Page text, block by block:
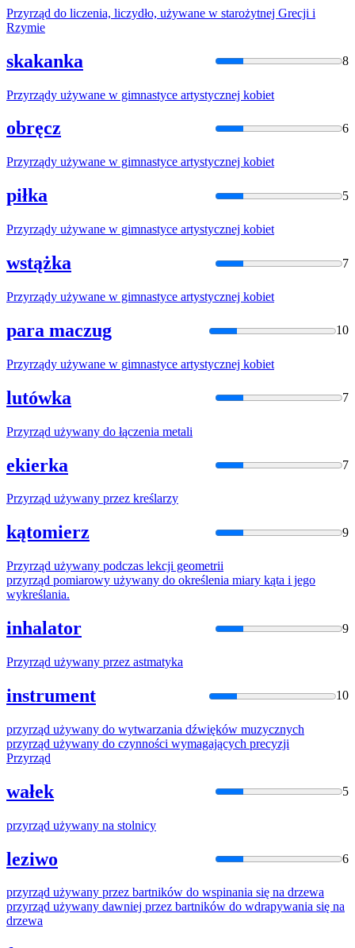
Przyrząd do liczenia, liczydło, używane w starożytnej Grecji i
Rzymie
skakanka 8
Przyrządy używane w gimnastyce artystycznej kobiet
obręcz 6
Przyrządy używane w gimnastyce artystycznej kobiet
piłka 5
Przyrządy używane w gimnastyce artystycznej kobiet
wstążka 7
Przyrządy używane w gimnastyce artystycznej kobiet
para maczug 10
Przyrządy używane w gimnastyce artystycznej kobiet
lutówka 7
Przyrząd używany do łączenia metali
ekierka 7
Przyrząd używany przez kreślarzy
kątomierz 9
Przyrząd używany podczas lekcji geometrii
przyrząd pomiarowy używany do określenia miary kąta i jego
wykreślania.
inhalator 9
Przyrząd używany przez astmatyka
instrument 10
przyrząd używany do wytwarzania dźwięków muzycznych
przyrząd używany do czynności wymagających precyzji
Przyrząd
wałek 5
przyrząd używany na stolnicy
leziwo 6
przyrząd używany przez bartników do wspinania się na drzewa
przyrząd używany dawniej przez bartników do wdrapywania się na
drzewa